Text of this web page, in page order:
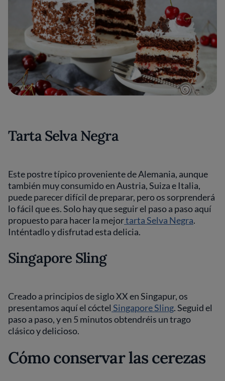
Tarta Selva Negra
Este postre típico proveniente de Alemania, aunque
también muy consumido en Austria, Suiza e Italia,
puede parecer difícil de preparar, pero os sorprenderá
lo fácil que es. Solo hay que seguir el paso a paso aquí
propuesto para hacer la mejortarta Selva Negra.
Inténtadlo y disfrutad esta delicia.
Singapore Sling
Creado a principios de siglo XX en Singapur, os
presentamos aquí el cóctel Singapore Sling. Seguid el
paso a paso, y en 5 minutos obtendréis un trago
clásico y delicioso.
Cómo conservar las cerezas